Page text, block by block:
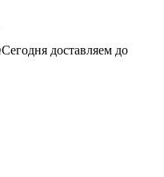
Сегодня доставляем до